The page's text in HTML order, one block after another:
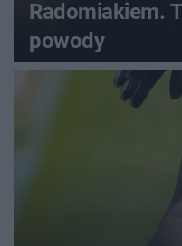
Radomiakiem.
powody